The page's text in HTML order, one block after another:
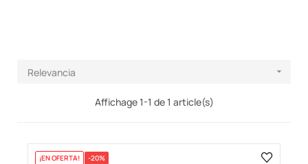
Relevancia 
Affichage 1-1 de 1 article(s)
¡EN OFERTA! -20%